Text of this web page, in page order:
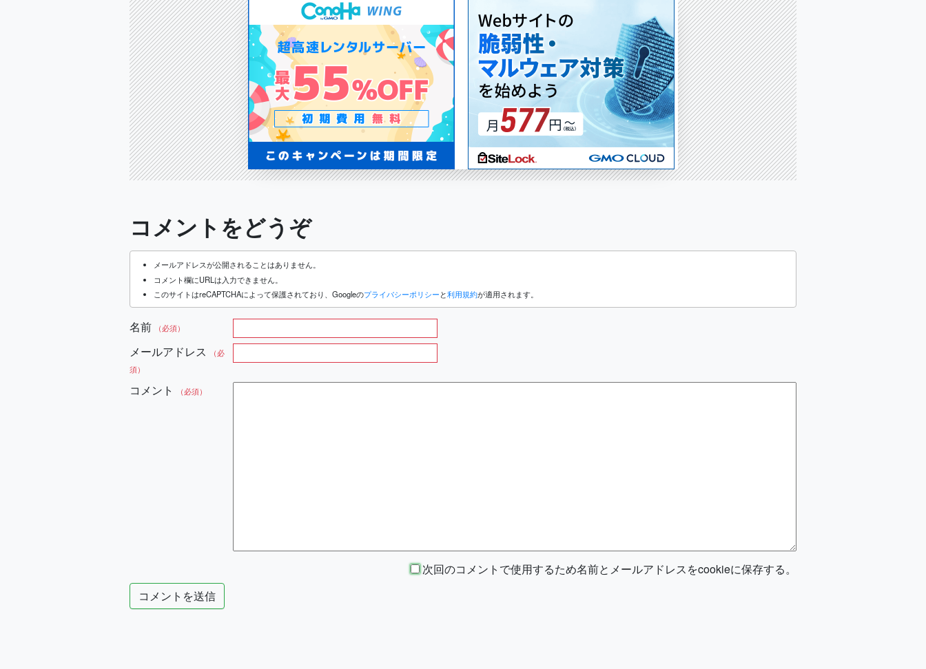
コメントをどうぞ
メールアドレスが公開されることはありません。
コメント欄にURLは入力できません。
このサイトはreCAPTCHAによって保護されており、Googleのプライバシーポリシーと利用規約が適用されます。
名前 （必須）
メールアドレス
（必
須）
コメント （必須）
次回のコメントで使用するため名前とメールアドレスをcookieに保存する。